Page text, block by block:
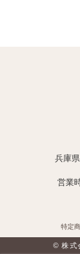
兵庫
営業
特定
© 株式